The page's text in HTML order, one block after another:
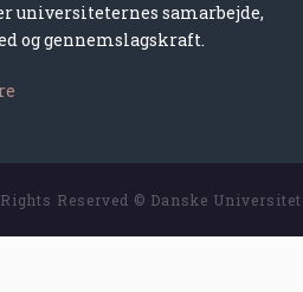
universiteternes samarbejde,
og gennemslagskraft.
Reserved © Danske